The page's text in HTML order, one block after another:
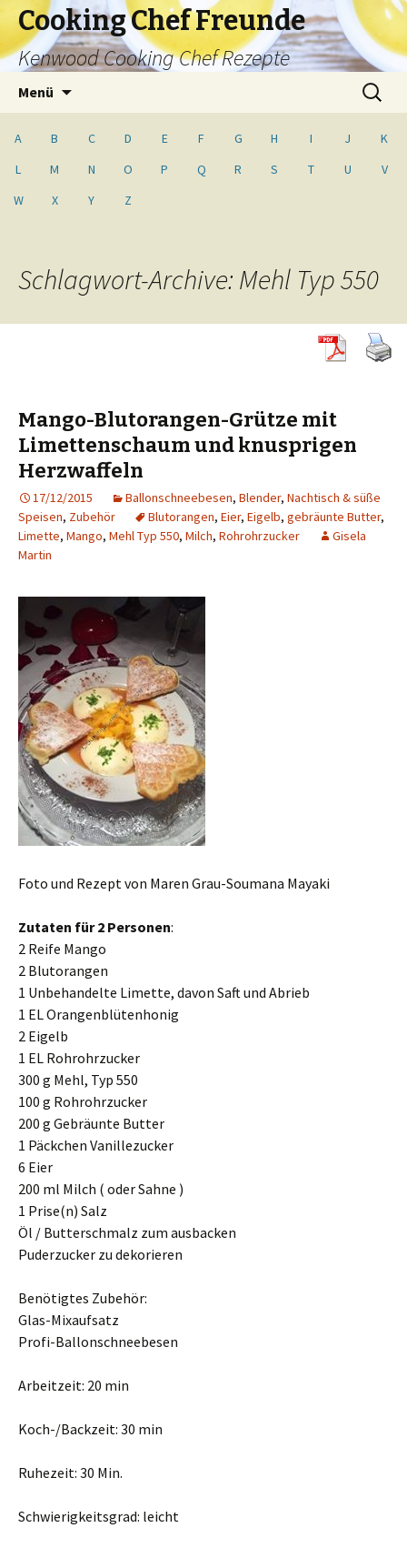
Cooking Chef Freunde
Kenwood Cooking Chef Rezepte
Menü
Suche
nach:
A B C D E F G H I J
K
L
M N O P Q R S T U
V
W
X Y Z
Schlagwort-Archive: Mehl Typ 550
Mango-Blutorangen-Grütze mit
Limettenschaum und knusprigen
Herzwaffeln
17/12/2015 Ballonschneebesen, Blender, Nachtisch & süße
Speisen, Zubehör Blutorangen, Eier, Eigelb, gebräunte Butter,
Limette, Mango, Mehl Typ 550, Milch, Rohrohrzucker
Gisela
Martin
Foto und Rezept von Maren Grau-Soumana Mayaki
Zutaten für 2 Personen:
2 Reife Mango
2 Blutorangen
1 Unbehandelte Limette, davon Saft und Abrieb
1 EL Orangenblütenhonig
2 Eigelb
1 EL Rohrohrzucker
300 g Mehl, Typ 550
100 g Rohrohrzucker
200 g Gebräunte Butter
1 Päckchen Vanillezucker
6 Eier
200 ml Milch ( oder Sahne )
1 Prise(n) Salz
Öl / Butterschmalz zum ausbacken
Puderzucker zu dekorieren
Benötigtes Zubehör:
Glas-Mixaufsatz
Profi-Ballonschneebesen
Arbeitzeit: 20 min
Koch-/Backzeit: 30 min
Ruhezeit: 30 Min.
Schwierigkeitsgrad: leicht